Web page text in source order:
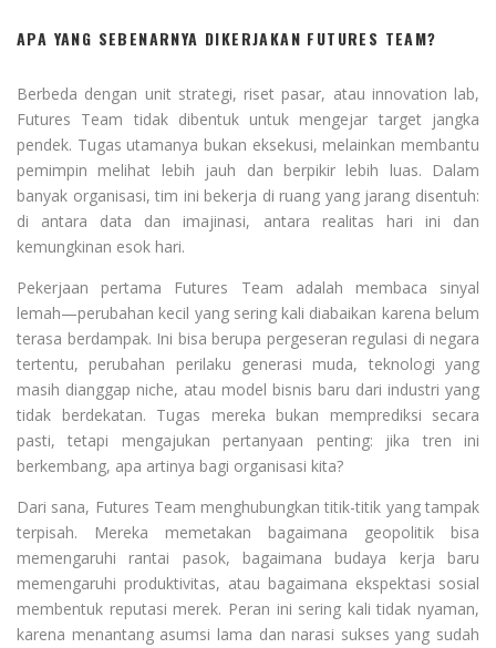
APA YANG SEBENARNYA DIKERJAKAN FUTURES TEAM?
Berbeda dengan unit strategi, riset pasar, atau innovation lab,
Futures Team tidak dibentuk untuk mengejar target jangka
pendek. Tugas utamanya bukan eksekusi, melainkan membantu
pemimpin melihat lebih jauh dan berpikir lebih luas. Dalam
banyak organisasi, tim ini bekerja di ruang yang jarang disentuh:
di antara data dan imajinasi, antara realitas hari ini dan
kemungkinan esok hari.
Pekerjaan pertama Futures Team adalah membaca sinyal
lemah—perubahan kecil yang sering kali diabaikan karena belum
terasa berdampak. Ini bisa berupa pergeseran regulasi di negara
tertentu, perubahan perilaku generasi muda, teknologi yang
masih dianggap niche, atau model bisnis baru dari industri yang
tidak berdekatan. Tugas mereka bukan memprediksi secara
pasti, tetapi mengajukan pertanyaan penting: jika tren ini
berkembang, apa artinya bagi organisasi kita?
Dari sana, Futures Team menghubungkan titik-titik yang tampak
terpisah. Mereka memetakan bagaimana geopolitik bisa
memengaruhi rantai pasok, bagaimana budaya kerja baru
memengaruhi produktivitas, atau bagaimana ekspektasi sosial
membentuk reputasi merek. Peran ini sering kali tidak nyaman,
karena menantang asumsi lama dan narasi sukses yang sudah